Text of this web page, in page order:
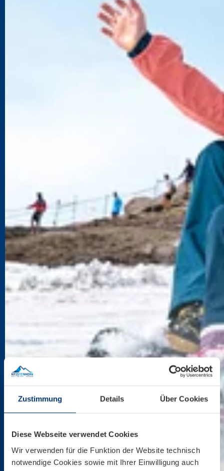
Zustimmung Details Über Cookies
Diese Webseite verwendet Cookies
Wir verwenden für die Funktion der Website technisch
notwendige Cookies sowie mit Ihrer Einwilligung auch